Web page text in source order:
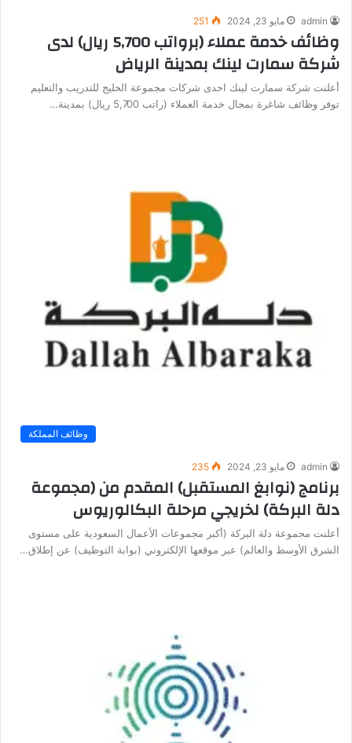
admin مايو 23, 2024 251
وظائف خدمة عملاء (برواتب 5,700 ريال) لدى
شركة سمارت لينك بمدينة الرياض
أعلنت شركة سمارت لينك احدى شركات مجموعة الخليج للتدريب والتعليم
توفر وظائف شاغرة بمجال خدمة العملاء (راتب 5,700 ريال) بمدينة…
وظائف المملكة
admin مايو 23, 2024 235
برنامج (نوابغ المستقبل) المقدم من (مجموعة
دلة البركة) لخريجي مرحلة البكالوريوس
أعلنت مجموعة دلة البركة (أكبر مجموعات الأعمال السعودية على مستوى
الشرق الأوسط والعالم) عبر موقعها الإلكتروني (بوابة التوظيف) عن إطلاق…